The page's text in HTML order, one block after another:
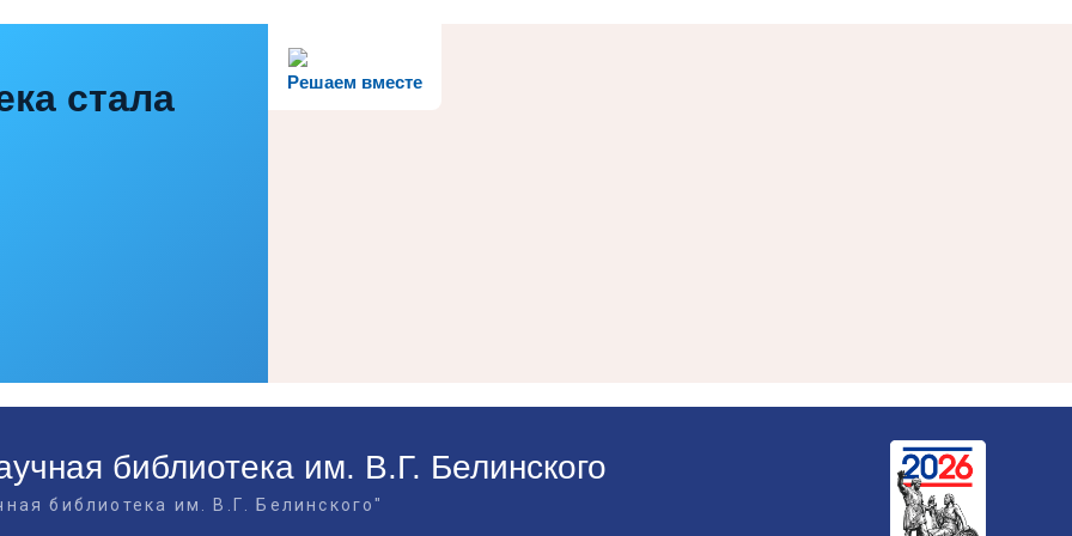
Решаем вместе
стала
библиотека им. В.Г. Белинского
библиотека им. В.Г. Белинского"